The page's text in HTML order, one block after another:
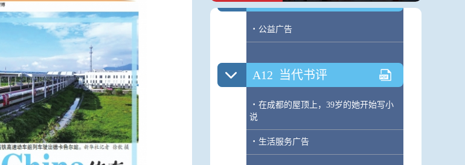
· 公益广告
A12 当代书评
· 在成都的屋顶上，39岁的她开始写小
说
· 生活服务广告